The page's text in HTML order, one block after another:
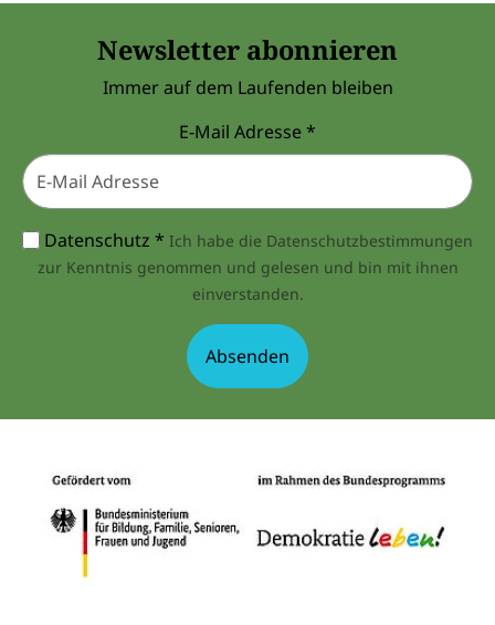
Newsletter abonnieren
Immer auf dem Laufenden bleiben
E-Mail Adresse*
Datenschutz * Ich habe die Datenschutzbestimmungen
zur Kenntnis genommen und gelesen und bin mit ihnen
einverstanden.
Absenden